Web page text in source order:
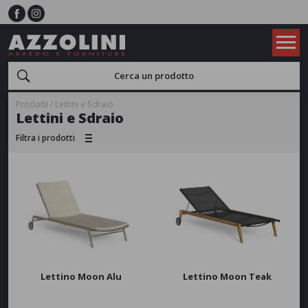
Prodotti Lettini e Sdraio
Lettini e Sdraio
Filtra i prodotti
Tipologia
Con ruote
APPLICA
Materiale
Alluminio
Fibra sintetica
Materiale plastico
Lettino Moon Alu Lettino Moon Teak